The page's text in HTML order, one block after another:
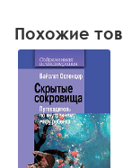
Похожие